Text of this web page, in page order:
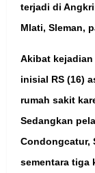
terjadi di
Mlati, Sleman,
Akibat
inisial RS (16)
rumah sakit
Sedangkan
Condongcatur,
sementara tiga